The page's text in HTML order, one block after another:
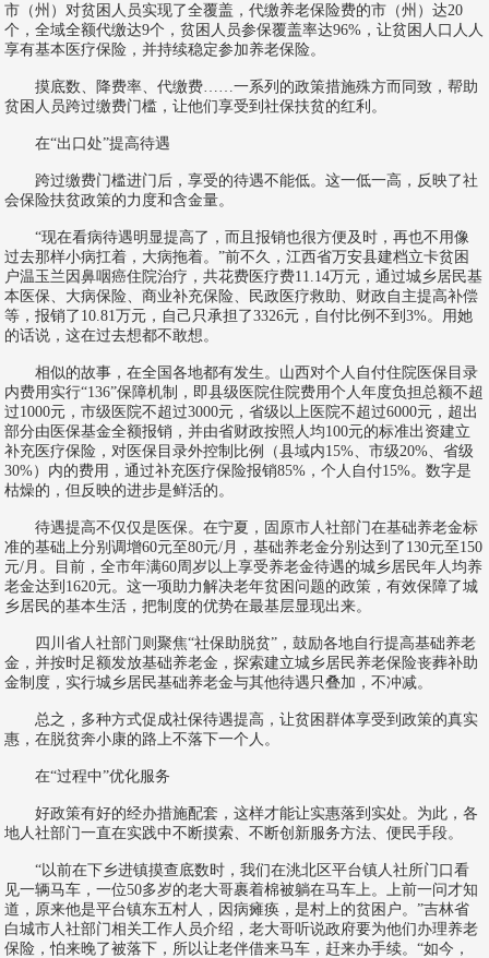
市（州）对贫困人员实现了全覆盖，代缴养老保险费的市（州）达20
个，全域全额代缴达9个，贫困人员参保覆盖率达96%，让贫困人口人人
享有基本医疗保险，并持续稳定参加养老保险。
摸底数、降费率、代缴费……一系列的政策措施殊方而同致，帮助
贫困人员跨过缴费门槛，让他们享受到社保扶贫的红利。
在“出口处”提高待遇
跨过缴费门槛进门后，享受的待遇不能低。这一低一高，反映了社
会保险扶贫政策的力度和含金量。
“现在看病待遇明显提高了，而且报销也很方便及时，再也不用像
过去那样小病扛着，大病拖着。”前不久，江西省万安县建档立卡贫困
户温玉兰因鼻咽癌住院治疗，共花费医疗费11.14万元，通过城乡居民基
本医保、大病保险、商业补充保险、民政医疗救助、财政自主提高补偿
等，报销了10.81万元，自己只承担了3326元，自付比例不到3%。用她
的话说，这在过去想都不敢想。
相似的故事，在全国各地都有发生。山西对个人自付住院医保目录
内费用实行“136”保障机制，即县级医院住院费用个人年度负担总额不超
过1000元，市级医院不超过3000元，省级以上医院不超过6000元，超出
部分由医保基金全额报销，并由省财政按照人均100元的标准出资建立
补充医疗保险，对医保目录外控制比例（县域内15%、市级20%、省级
30%）内的费用，通过补充医疗保险报销85%，个人自付15%。数字是
枯燥的，但反映的进步是鲜活的。
待遇提高不仅仅是医保。在宁夏，固原市人社部门在基础养老金标
准的基础上分别调增60元至80元/月，基础养老金分别达到了130元至150
元/月。目前，全市年满60周岁以上享受养老金待遇的城乡居民年人均养
老金达到1620元。这一项助力解决老年贫困问题的政策，有效保障了城
乡居民的基本生活，把制度的优势在最基层显现出来。
四川省人社部门则聚焦“社保助脱贫”，鼓励各地自行提高基础养老
金，并按时足额发放基础养老金，探索建立城乡居民养老保险丧葬补助
金制度，实行城乡居民基础养老金与其他待遇只叠加，不冲减。
总之，多种方式促成社保待遇提高，让贫困群体享受到政策的真实
惠，在脱贫奔小康的路上不落下一个人。
在“过程中”优化服务
好政策有好的经办措施配套，这样才能让实惠落到实处。为此，各
地人社部门一直在实践中不断摸索、不断创新服务方法、便民手段。
“以前在下乡进镇摸查底数时，我们在洮北区平台镇人社所门口看
见一辆马车，一位50多岁的老大哥裹着棉被躺在马车上。上前一问才知
道，原来他是平台镇东五村人，因病瘫痪，是村上的贫困户。”吉林省
白城市人社部门相关工作人员介绍，老大哥听说政府要为他们办理养老
保险，怕来晚了被落下，所以让老伴借来马车，赶来办手续。“如今，